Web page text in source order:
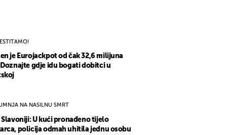
je Eurojackpot od čak 32,6 milijuna
gdje idu bogati dobitci u
NA NASILNU SMRT
Slavoniji: U kući pronađeno tijelo
policija odmah uhitila jednu osobu